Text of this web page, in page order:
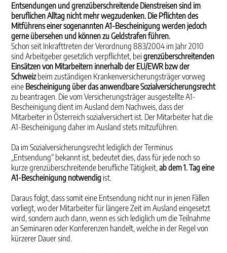
Entsendungen und grenzüberschreitende Dienstreisen sind im
beruflichen Alltag nicht mehr wegzudenken. Die Pflichten des
Mitführens einer sogenannten A1-Bescheinigung werden jedoch
gerne übersehen und können zu Geldstrafen führen.
Schon seit Inkrafttreten der Verordnung 883/2004 im Jahr 2010
sind Arbeitgeber gesetzlich verpflichtet, beigrenzüberschreitenden
Einsätzen von Mitarbeitern innerhalb der EU/EWR bzw der
Schweizbeim zuständigen Krankenversicherungsträger vorweg
eine Bescheinigung über das anwendbare Sozialversicherungsrecht
zu beantragen. Die vom Versicherungsträger ausgestellte A1-
Bescheinigung dient im Ausland dem Nachweis, dass der
Mitarbeiter in Österreich sozialversichert ist. Der Mitarbeiter hat die
A1-Bescheinigung daher im Ausland stets mitzuführen.
Da im Sozialversicherungsrecht lediglich der Terminus
„Entsendung“ bekannt ist, bedeutet dies, dass für jede noch so
kurze grenzüberschreitende berufliche Tätigkeit,ab dem 1. Tag eine
A1-Bescheinigung notwendig ist.
Daraus folgt, dass somit eine Entsendung nicht nur in jenen Fällen
vorliegt, wo der Mitarbeiter für längere Zeit im Ausland eingesetzt
wird, sondern auch dann, wenn es sich lediglich um die Teilnahme
an Seminaren oder Konferenzen handelt, welche in der Regel von
kürzerer Dauer sind.